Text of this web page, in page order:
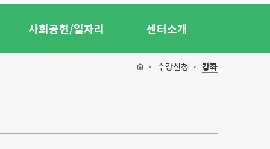
사회공헌/일자리 센터소개
수강신청 강좌